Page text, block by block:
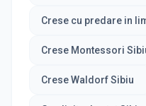
Crese cu predare in
Crese Montessori
Crese Waldorf Sibiu